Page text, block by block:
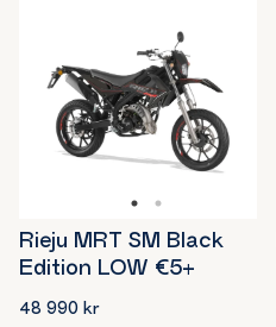
Rieju MRT SM Black
Edition LOW €5+
48 990 kr